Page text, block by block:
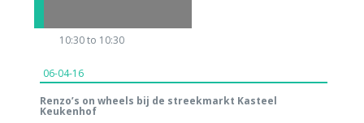
10:30 to 10:30
06-04-16
Renzo’s on wheels bij de streekmarkt Kasteel
Keukenhof